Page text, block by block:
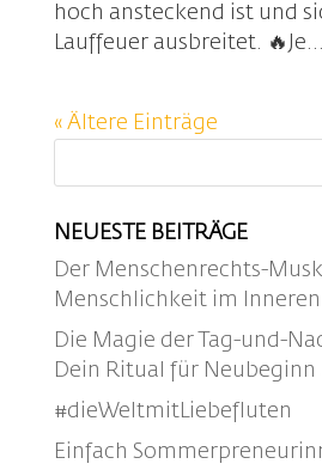
hoch ansteckend ist und
Lauffeuer ausbreitet. 🔥Je...
« Ältere Einträge
NEUESTE BEITRÄGE
Der Menschenrechts-
Menschlichkeit im
Die Magie der Tag-und-
Dein Ritual für Neubeginn
#dieWeltmitLiebefluten
Einfach